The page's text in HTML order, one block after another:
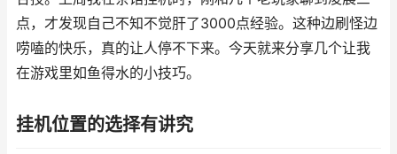
点，才发现自己不知不觉肝了3000点经验。这种边刷怪边
唠嗑的快乐，真的让人停不下来。今天就来分享几个让我
在游戏里如鱼得水的小技巧。
挂机位置的选择有讲究